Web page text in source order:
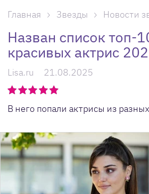
Главная Звезды Новости
Назван список топ-
красивых актрис
Lisa.ru 21.08.2025
В него попали актрисы из